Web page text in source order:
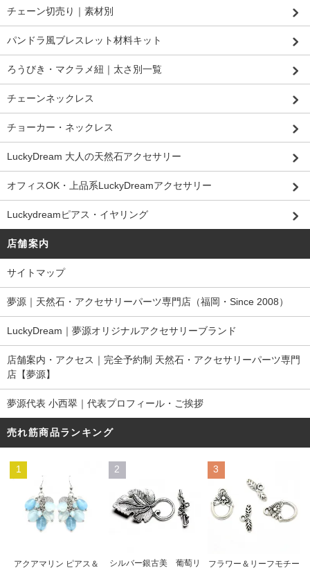
チェーン切売り｜素材別
パンドラ風ブレスレット材料キット
ろうびき・マクラメ紐｜太さ別一覧
チェーンネックレス
チョーカー・ネックレス
LuckyDream 大人の天然石アクセサリー
オフィスOK・上品系LuckyDreamアクセサリー
Luckydreamピアス・イヤリング
店舗案内
サイトマップ
夢源｜天然石・アクセサリーパーツ専門店（福岡・Since 2008）
LuckyDream｜夢源オリジナルアクセサリーブランド
店舗案内・アクセス｜完全予約制 天然石・アクセサリーパーツ専門
店【夢源】
夢源代表 小西翠｜代表プロフィール・ご挨拶
売れ筋商品ランキング
1
アクアマリン ピアス＆
2
シルバー銀古美 葡萄リ
3
フラワー＆リーフモチー